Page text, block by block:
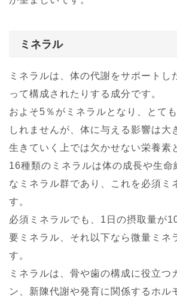
ミネラル
ミネラルは、体の代謝をサポートし
って構成されたりする成分です。
およそ5％がミネラルとなり、とて
しれませんが、体に与える影響は大
生きていく上では欠かせない栄養素
16種類のミネラルは体の成長や生命
なミネラル群であり、これを必須ミ
す。
必須ミネラルでも、1日の摂取量が
要ミネラル、それ以下なら微量ミネ
す。
ミネラルは、骨や歯の構成に役立つ
ン、新陳代謝や発育に関係するホル